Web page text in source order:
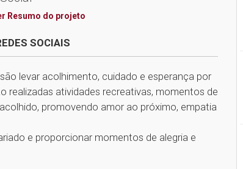
Resumo do projeto
SOCIAIS
levar acolhimento, cuidado e esperança por
realizadas atividades recreativas, momentos de
promovendo amor ao próximo, empatia
e proporcionar momentos de alegria e